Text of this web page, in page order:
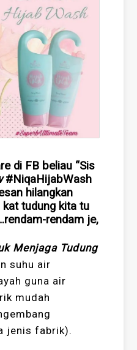
di FB beliau “Sis
#NiqaHijabWash
hilangkan
kat tudung kita tu
rendam je,
Menjaga Tudung
suhu air
guna air
mudah
jenis fabrik).